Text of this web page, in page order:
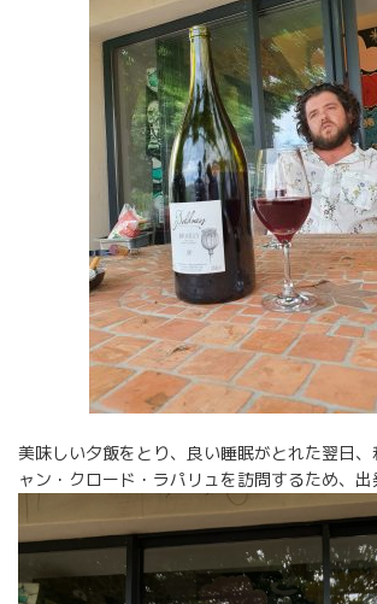
美味しい夕飯をとり、良い睡眠がとれた翌日
ャン・クロード・ラパリュを訪問するため、出